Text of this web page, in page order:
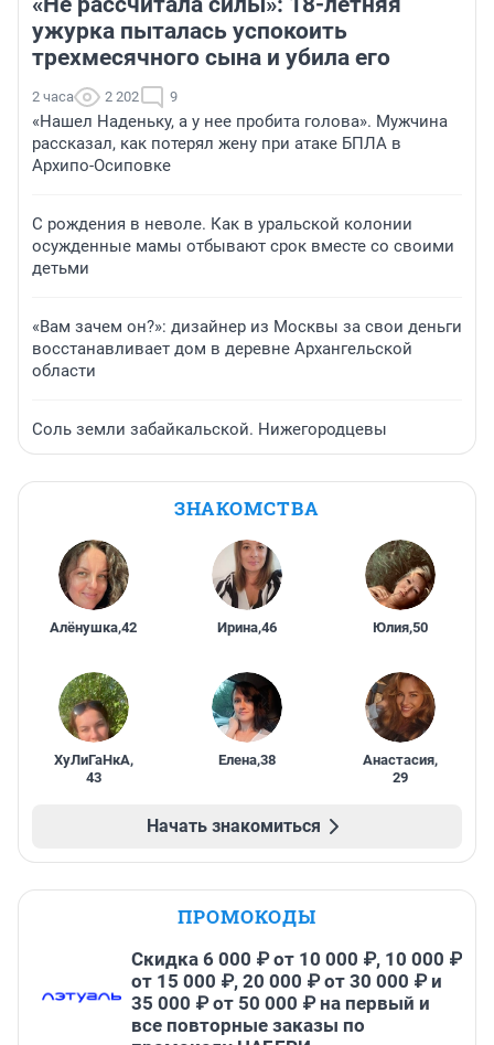
ужурка пыталась успокоить
трехмесячного сына и убила его
2 часа 2 202 9
«Нашел Наденьку, а у нее пробита голова». Мужчина
рассказал, как потерял жену при атаке БПЛА в
Архипо-Осиповке
С рождения в неволе. Как в уральской колонии
осужденные мамы отбывают срок вместе со своими
детьми
«Вам зачем он?»: дизайнер из Москвы за свои деньги
восстанавливает дом в деревне Архангельской
области
Соль земли забайкальской. Нижегородцевы
ЗНАКОМСТВА
Алёнушка,42 Ирина,46 Юлия,50
ХуЛиГаНкА,
43
Елена,38 Анастасия,
29
Начать знакомиться
ПРОМОКОДЫ
Скидка 6 000 ₽ от 10 000 ₽, 10 000 ₽
от 15 000 ₽, 20 000 ₽ от 30 000 ₽ и
35 000 ₽ от 50 000 ₽ на первый и
все повторные заказы по